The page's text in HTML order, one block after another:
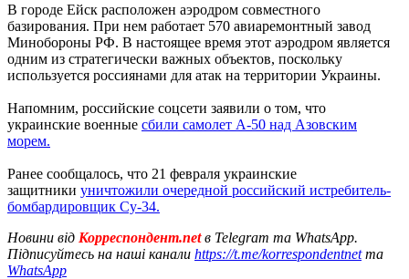
В городе Ейск расположен аэродром совместного
базирования. При нем работает 570 авиаремонтный завод
Минобороны РФ. В настоящее время этот аэродром является
одним из стратегически важных объектов, поскольку
используется россиянами для атак на территории Украины.
Напомним, российские соцсети заявили о том, что
украинские военные сбили самолет А-50 над Азовским
морем.
Ранее сообщалось, что 21 февраля украинские
защитники уничтожили очередной российский истребитель-
бомбардировщик Су-34.
Новини від Корреспондент.netв Telegram та WhatsApp.
Підписуйтесь на наші канали https://t.me/korrespondentnetта
WhatsApp